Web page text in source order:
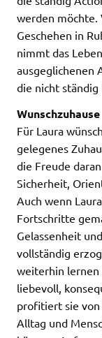
werden möchte.
Geschehen in
nimmt das
ausgeglichenen
die nicht
Wunschzuhause
Für Laura
gelegenes
die Freude
Sicherheit,
Auch wenn
Fortschritte
Gelassenheit
vollständig
weiterhin lernen
liebevoll,
profitiert sie von
Alltag und